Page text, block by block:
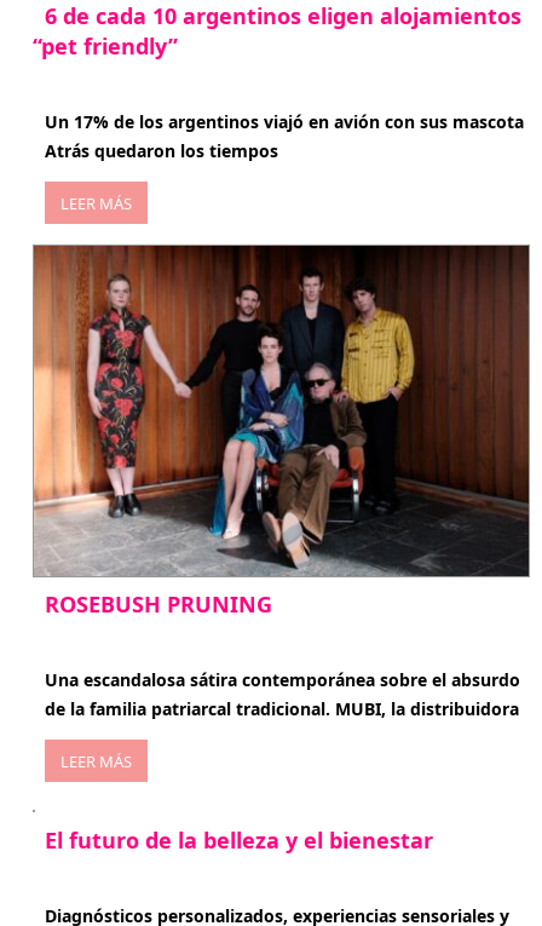
6 de cada 10 argentinos eligen alojamientos
“pet friendly”
Un 17% de los argentinos viajó en avión con sus mascota
Atrás quedaron los tiempos
LEER MÁS
ROSEBUSH PRUNING
Una escandalosa sátira contemporánea sobre el absurdo
de la familia patriarcal tradicional. MUBI, la distribuidora
LEER MÁS
El futuro de la belleza y el bienestar
Diagnósticos personalizados, experiencias sensoriales y